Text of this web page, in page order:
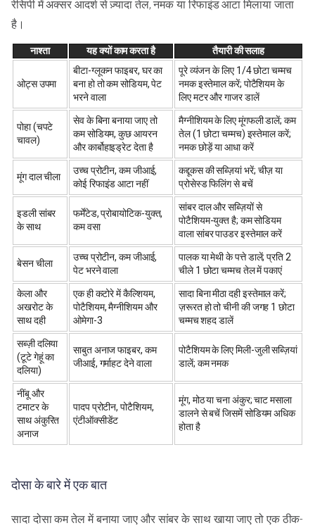
रेसिपी में अक्सर आदर्श से ज़्यादा तेल, नमक या रिफाइंड आटा मिलाया जाता
है।
नाश्ता यह क्यों काम करता है तैयारी की सलाह
ओट्स उपमा
बीटा-ग्लूकन फाइबर, घर का
बना हो तो कम सोडियम, पेट
भरने वाला
पूरे व्यंजन के लिए 1/4 छोटा चम्मच
नमक इस्तेमाल करें; पोटैशियम के
लिए मटर और गाजर डालें
पोहा (चपटे
चावल)
सेव के बिना बनाया जाए तो
कम सोडियम, कुछ आयरन
और कार्बोहाइड्रेट देता है
मैग्नीशियम के लिए मूंगफली डालें; कम
तेल (1 छोटा चम्मच) इस्तेमाल करें;
नमक छोड़ें या आधा करें
मूंग दाल चीला
उच्च प्रोटीन, कम जीआई,
कोई रिफाइंड आटा नहीं
कद्दूकस की सब्ज़ियां भरें; चीज़ या
प्रोसेस्ड फिलिंग से बचें
इडली सांबर
के साथ
फर्मेंटेड, प्रोबायोटिक-युक्त,
कम वसा
सांबर दाल और सब्ज़ियों से
पोटैशियम-युक्त है; कम सोडियम
वाला सांबर पाउडर इस्तेमाल करें
बेसन चीला
उच्च प्रोटीन, कम जीआई,
पेट भरने वाला
पालक या मेथी के पत्ते डालें; प्रति 2
चीले 1 छोटा चम्मच तेल में पकाएं
केला और
अखरोट के
साथ दही
एक ही कटोरे में कैल्शियम,
पोटैशियम, मैग्नीशियम और
ओमेगा-3
सादा बिना मीठा दही इस्तेमाल करें;
ज़रूरत हो तो चीनी की जगह 1 छोटा
चम्मच शहद डालें
सब्ज़ी दलिया
(टूटे गेहूं का
दलिया)
साबुत अनाज फाइबर, कम
जीआई, गर्माहट देने वाला
पोटैशियम के लिए मिली-जुली सब्ज़ियां
डालें; कम नमक
नींबू और
टमाटर के
साथ अंकुरित
अनाज
पादप प्रोटीन, पोटैशियम,
एंटीऑक्सीडेंट
मूंग, मोठ या चना अंकुर; चाट मसाला
डालने से बचें जिसमें सोडियम अधिक
होता है
दोसा के बारे में एक बात
सादा दोसा कम तेल में बनाया जाए और सांबर के साथ खाया जाए तो एक ठीक-